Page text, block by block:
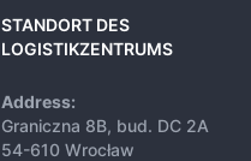
STANDORT DES
LOGISTIKZENTRUMS
Address:
Graniczna 8B, bud. DC 2A
54-610 Wrocław